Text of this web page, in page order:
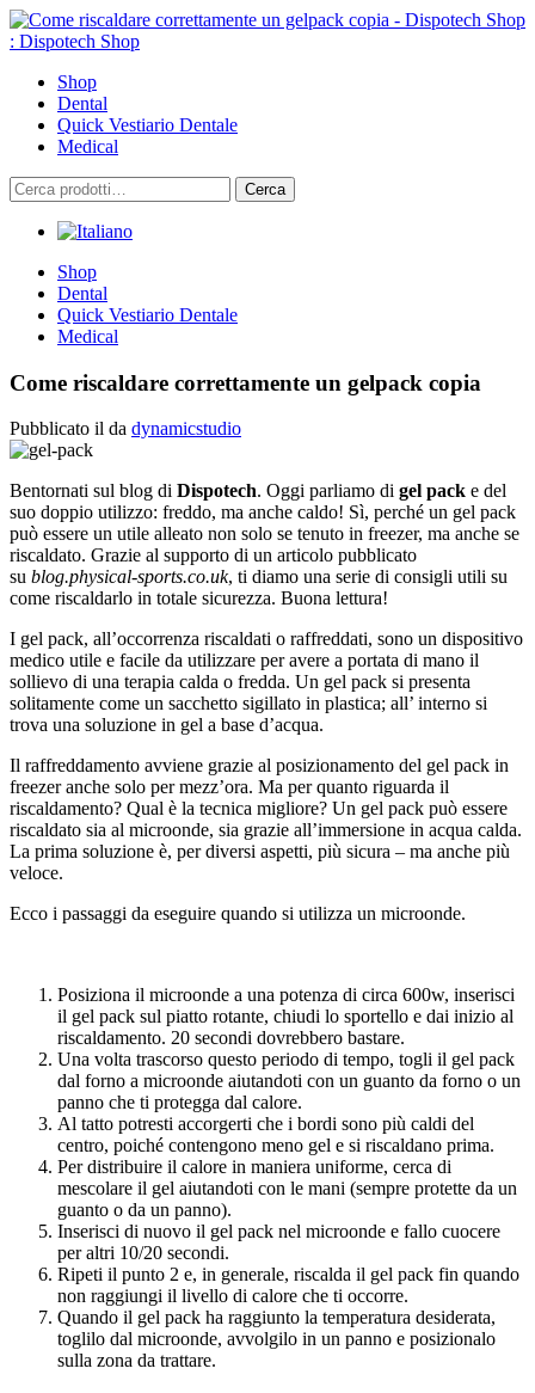
Skip
to
Shop
Dental
Quick Vestiario Dentale
Medical
Cerca:
Cerca
Shop
Dental
Quick Vestiario Dentale
Medical
Come riscaldare correttamente un gelpack copia
Pubblicato il da dynamicstudio
Bentornati sul blog di Dispotech. Oggi parliamo di gel pack e del
suo doppio utilizzo: freddo, ma anche caldo! Sì, perché un gel pack
può essere un utile alleato non solo se tenuto in freezer, ma anche se
riscaldato. Grazie al supporto di un articolo pubblicato
su blog.physical-sports.co.uk, ti diamo una serie di consigli utili su
come riscaldarlo in totale sicurezza. Buona lettura!
I gel pack, all’occorrenza riscaldati o raffreddati, sono un dispositivo
medico utile e facile da utilizzare per avere a portata di mano il
sollievo di una terapia calda o fredda. Un gel pack si presenta
solitamente come un sacchetto sigillato in plastica; all’ interno si
trova una soluzione in gel a base d’acqua.
Il raffreddamento avviene grazie al posizionamento del gel pack in
freezer anche solo per mezz’ora. Ma per quanto riguarda il
riscaldamento? Qual è la tecnica migliore? Un gel pack può essere
riscaldato sia al microonde, sia grazie all’immersione in acqua calda.
La prima soluzione è, per diversi aspetti, più sicura – ma anche più
veloce.
Ecco i passaggi da eseguire quando si utilizza un microonde.
Posiziona il microonde a una potenza di circa 600w, inserisci
il gel pack sul piatto rotante, chiudi lo sportello e dai inizio al
riscaldamento. 20 secondi dovrebbero bastare.
Una volta trascorso questo periodo di tempo, togli il gel pack
dal forno a microonde aiutandoti con un guanto da forno o un
panno che ti protegga dal calore.
Al tatto potresti accorgerti che i bordi sono più caldi del
centro, poiché contengono meno gel e si riscaldano prima.
Per distribuire il calore in maniera uniforme, cerca di
mescolare il gel aiutandoti con le mani (sempre protette da un
guanto o da un panno).
Inserisci di nuovo il gel pack nel microonde e fallo cuocere
per altri 10/20 secondi.
Ripeti il punto 2 e, in generale, riscalda il gel pack fin quando
non raggiungi il livello di calore che ti occorre.
Quando il gel pack ha raggiunto la temperatura desiderata,
toglilo dal microonde, avvolgilo in un panno e posizionalo
sulla zona da trattare.